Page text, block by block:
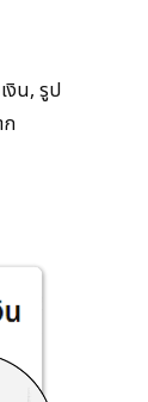
งิน, รูป
ก